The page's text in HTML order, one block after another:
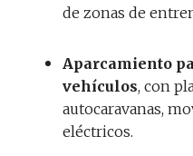
de zonas de
Aparcamiento
vehículos, con
autocaravanas,
eléctricos.